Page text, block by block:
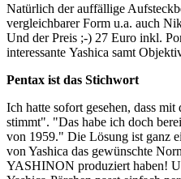
Natürlich der auffällige
vergleichbarer Form u.a. auch
Und der Preis ;-) 27 Euro inkl.
interessante Yashica samt
Pentax ist das Stichwort
Ich hatte sofort gesehen, dass
stimmt". "Das habe ich doch
von 1959." Die Lösung ist ganz
von Yashica das gewünschte
YASHINON produziert haben!